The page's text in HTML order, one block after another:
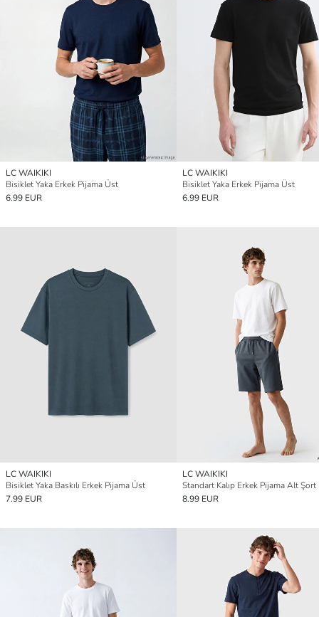
LC WAIKIKI
Bisiklet Yaka Erkek Pijama Üst
6.99 EUR
LC WAIKIKI
Bisiklet Yaka Erkek Pijama Üst
6.99 EUR
LC WAIKIKI
Bisiklet Yaka Baskılı Erkek Pijama Üst
7.99 EUR
LC WAIKIKI
Standart Kalıp Erkek Pijama Alt Şort
8.99 EUR